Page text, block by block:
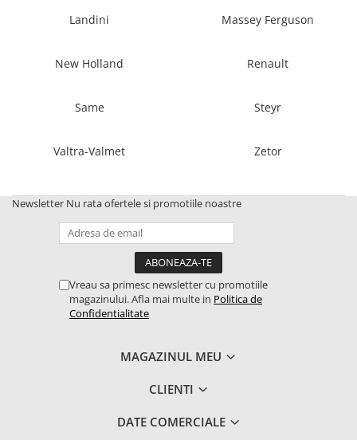
1.4.4. Cilindri si accesorii
1.5.3. Garnituri
1.5.4. Piese de schimb pentru
motor si accesorii
1.5.5. Pistoane & camasi piston
1.5.6. Răcire
1.5.7. Filtre
1.5.10. Distributie si accesorii
Landini Massey Ferguson
New Holland Renault
Same Steyr
Valtra-Valmet Zetor
Newsletter Nu rata ofertele si promotiile noastre
Vreau sa primesc newsletter cu promotiile
magazinului. Afla mai multe in Politica de
Confidentialitate
MAGAZINUL MEU
CLIENTI
DATE COMERCIALE